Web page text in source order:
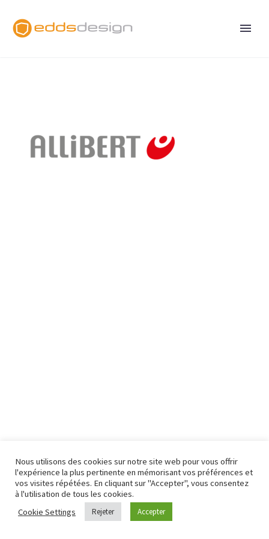
Nous utilisons des cookies sur notre site web pour vous offrir
l'expérience la plus pertinente en mémorisant vos préférences et
vos visites répétées. En cliquant sur "Accepter", vous consentez
à l'utilisation de tous les cookies.
Cookie Settings
Rejeter Accepter